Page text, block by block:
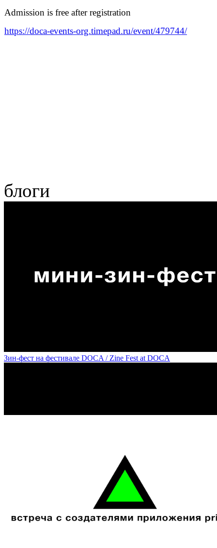
Admission is free after registration
https://doca-events-org.timepad.ru/event/479744/
блоги
Зин-фест на фестивале DOCA / Zine Fest at DOCA
«Место преступления» часть 2 от арт-центра